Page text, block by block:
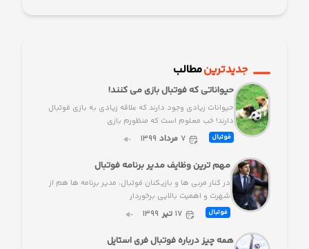
جدیدترینمطالب
حیواناتی که فوتبال بازی می کنند!
حیوانات زیادی وجود دارند که علاقه زیادی به بازی فوتبال
دارند! خب معلوم است که منظورم بازی
فوتبال ۷ مرداد ۱۳۹۹
مهم ترین وظایف مدیر برنامه فوتبال
در کنار مربی ها و بازیکنان فوتبال، مدیر برنامه ها هم از
شهرت و اهمیت بالایی برخوردار
فوتبال ۱۷ تیر ۱۳۹۹
همه چیز درباره فوتبال فری استایل